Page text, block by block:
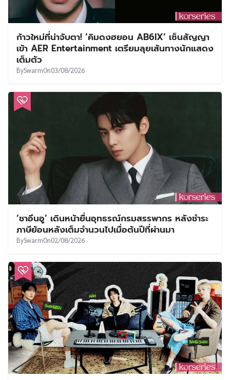
ก้าวใหม่ที่น่าจับตา! ‘คิมดงฮยอน AB6IX’ เซ็นสัญญา
เข้า AER Entertainment เตรียมลุยเส้นทางนักแสดง
เต็มตัว
BySwarmOn03/08/2026
‘ชาอึนอู’ เดินหน้ายื่นอุทธรณ์กรมสรรพากร หลังชำระ
ภาษีย้อนหลังเต็มจำนวนไปเมื่อต้นปีที่ผ่านมา
BySwarmOn02/08/2026